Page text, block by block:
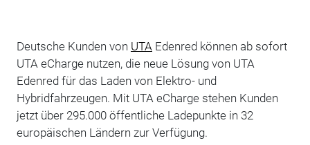
Deutsche Kunden von UTA Edenred können ab sofort
UTA eCharge nutzen, die neue Lösung von UTA
Edenred für das Laden von Elektro- und
Hybridfahrzeugen. Mit UTA eCharge stehen Kunden
jetzt über 295.000 öffentliche Ladepunkte in 32
europäischen Ländern zur Verfügung.